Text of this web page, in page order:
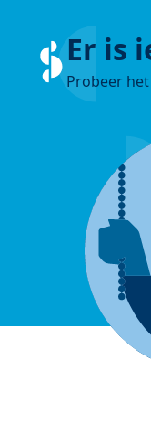
Er is
Probeer